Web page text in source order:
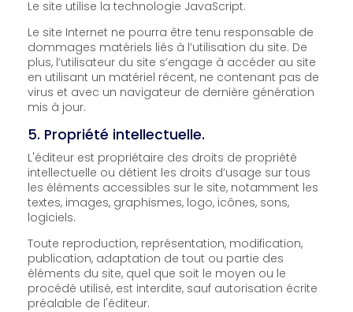
Le site utilise la technologie JavaScript.
Le site Internet ne pourra être tenu responsable de
dommages matériels liés à l’utilisation du site. De
plus, l’utilisateur du site s’engage à accéder au site
en utilisant un matériel récent, ne contenant pas de
virus et avec un navigateur de dernière génération
mis à jour.
5. Propriété intellectuelle.
L'éditeur est propriétaire des droits de propriété
intellectuelle ou détient les droits d’usage sur tous
les éléments accessibles sur le site, notamment les
textes, images, graphismes, logo, icônes, sons,
logiciels.
Toute reproduction, représentation, modification,
publication, adaptation de tout ou partie des
éléments du site, quel que soit le moyen ou le
procédé utilisé, est interdite, sauf autorisation écrite
préalable de l'éditeur.